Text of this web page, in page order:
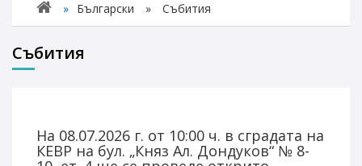
» Български » Събития
Събития
На 08.07.2026 г. от 10:00 ч. в сградата на
КЕВР на бул. „Княз Ал. Дондуков“ № 8-